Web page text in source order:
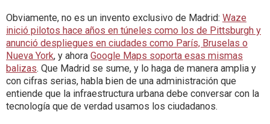
Obviamente, no es un invento exclusivo de Madrid: Waze
inició pilotos hace años en túneles como los de Pittsburgh y
anunció despliegues en ciudades como París, Bruselas o
Nueva York, y ahora Google Maps soporta esas mismas
balizas. Que Madrid se sume, y lo haga de manera amplia y
con cifras serias, habla bien de una administración que
entiende que la infraestructura urbana debe conversar con la
tecnología que de verdad usamos los ciudadanos.